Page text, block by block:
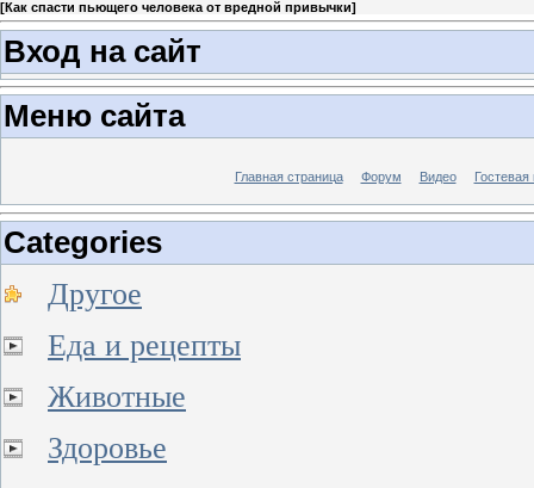
[Как спасти пьющего человека от вредной привычки]
Вход на сайт
Меню сайта
Главная страница Форум Видео Гостевая
Categories
Другое
Еда и рецепты
Животные
Здоровье